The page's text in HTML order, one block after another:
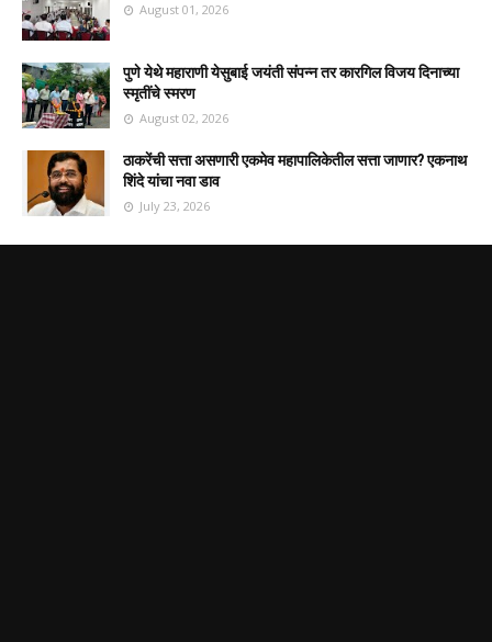
August 01, 2026
पुणे येथे महाराणी येसुबाई जयंती संपन्न तर कारगिल विजय दिनाच्या
स्मृतींचे स्मरण
August 02, 2026
ठाकरेंची सत्ता असणारी एकमेव महापालिकेतील सत्ता जाणार? एकनाथ
शिंदे यांचा नवा डाव
July 23, 2026